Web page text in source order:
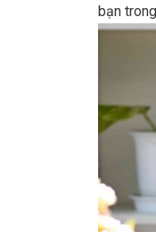
bạn